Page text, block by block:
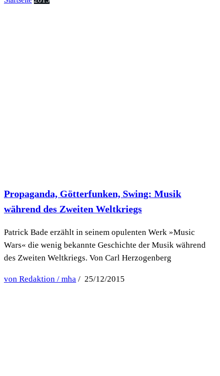
Propaganda, Götterfunken, Swing: Musik
während des Zweiten Weltkriegs
Patrick Bade erzählt in seinem opulenten Werk »Music
Wars« die wenig bekannte Geschichte der Musik während
des Zweiten Weltkriegs. Von Carl Herzogenberg
von Redaktion / mha / 25/12/2015